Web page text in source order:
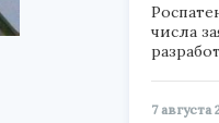
числа
7 августа